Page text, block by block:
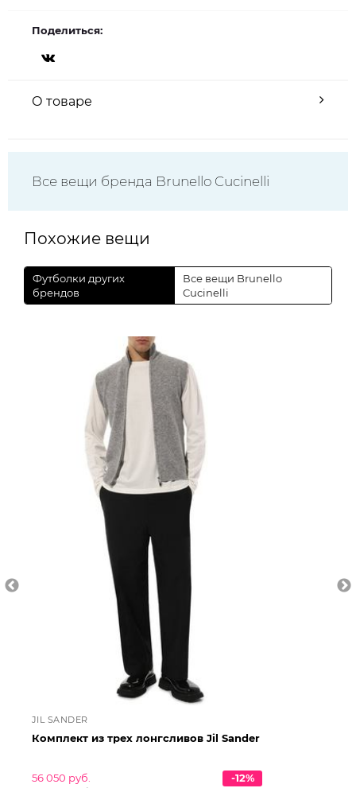
Поделиться:
О товаре
Все вещи бренда Brunello Cucinelli
Похожие вещи
Футболки других
брендов
Все вещи Brunello
Cucinelli
JIL SANDER
Комплект из трех лонгсливов Jil Sander
56 050 руб.
-12%